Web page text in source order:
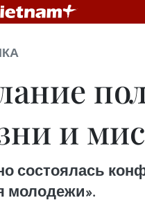
и
состоялась
молодежи».